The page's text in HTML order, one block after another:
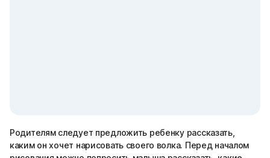
Родителям следует предложить ребенку рассказать,
каким он хочет нарисовать своего волка. Перед началом